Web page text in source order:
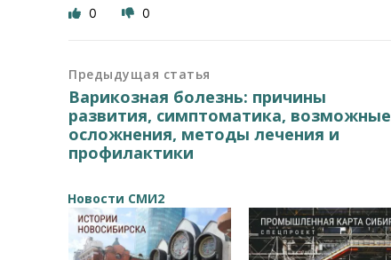
0 0
Предыдущая статья
Варикозная болезнь: причины
развития, симптоматика, возможные
осложнения, методы лечения и
профилактики
Новости СМИ2